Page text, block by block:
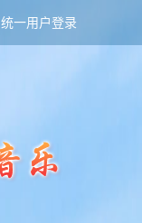
统一用户登录